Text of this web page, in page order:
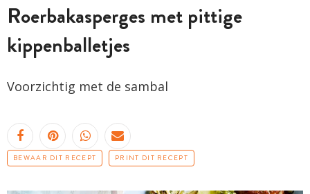
Roerbakasperges met pittige
kippenballetjes
Voorzichtig met de sambal
BEWAAR DIT RECEPT PRINT DIT RECEPT